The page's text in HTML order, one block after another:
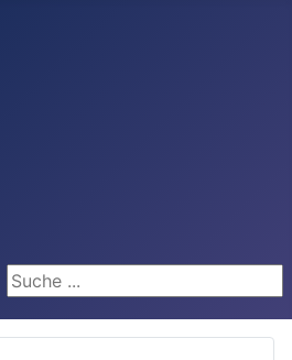
Suchen ...